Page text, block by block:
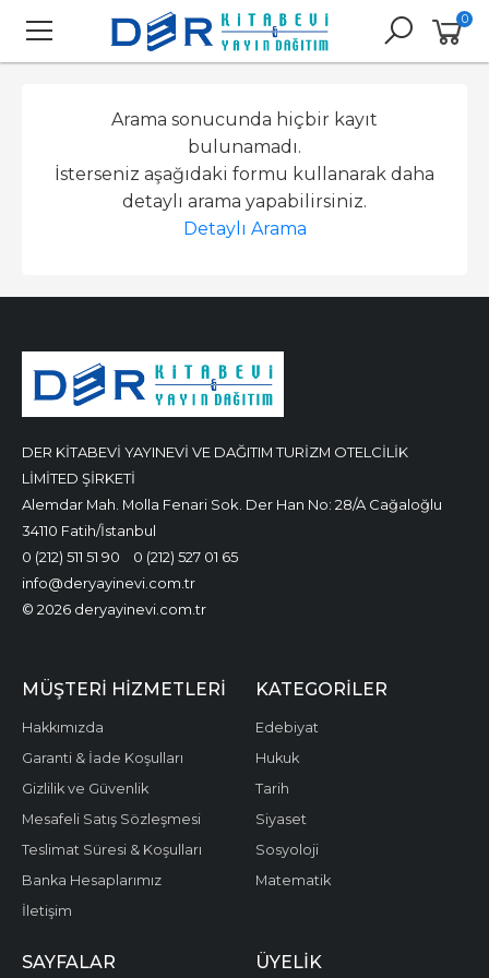
0
Arama sonucunda hiçbir kayıt
bulunamadı.
İsterseniz aşağıdaki formu kullanarak daha
detaylı arama yapabilirsiniz.
Detaylı Arama
DER KİTABEVİ YAYINEVİ VE DAĞITIM TURİZM OTELCİLİK
LİMİTED ŞİRKETİ
Alemdar Mah. Molla Fenari Sok. Der Han No: 28/A Cağaloğlu
34110 Fatih/İstanbul
0 (212) 511 51 90
0 (212) 527 01 65
info@deryayinevi.com.tr
© 2026 deryayinevi.com.tr
MÜŞTERI HIZMETLERI
Hakkımızda
Garanti & İade Koşulları
Gizlilik ve Güvenlik
Mesafeli Satış Sözleşmesi
Teslimat Süresi & Koşulları
Banka Hesaplarımız
İletişim
KATEGORILER
Edebiyat
Hukuk
Tarih
Siyaset
Sosyoloji
Matematik
SAYFALAR ÜYELIK